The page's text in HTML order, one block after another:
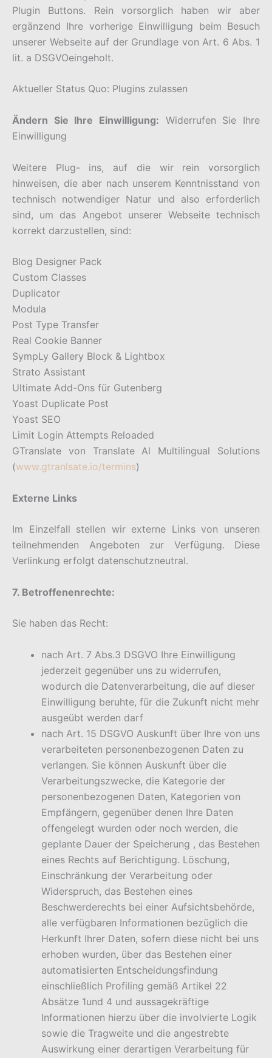
Plugin Buttons. Rein vorsorglich haben wir aber
ergänzend Ihre vorherige Einwilligung beim Besuch
unserer Webseite auf der Grundlage von Art. 6 Abs. 1
lit. a DSGVOeingeholt.
Aktueller Status Quo: Plugins zulassen
Ändern Sie Ihre Einwilligung: Widerrufen Sie Ihre
Einwilligung
Weitere Plug- ins, auf die wir rein vorsorglich
hinweisen, die aber nach unserem Kenntnisstand von
technisch notwendiger Natur und also erforderlich
sind, um das Angebot unserer Webseite technisch
korrekt darzustellen, sind:
Blog Designer Pack
Custom Classes
Duplicator
Modula
Post Type Transfer
Real Cookie Banner
SympLy Gallery Block & Lightbox
Strato Assistant
Ultimate Add-Ons für Gutenberg
Yoast Duplicate Post
Yoast SEO
Limit Login Attempts Reloaded
GTranslate von Translate Al Multilingual Solutions
(www.gtranlsate.io/termins)
Externe Links
Im Einzelfall stellen wir externe Links von unseren
teilnehmenden Angeboten zur Verfügung. Diese
Verlinkung erfolgt datenschutzneutral.
7. Betroffenenrechte:
Sie haben das Recht:
nach Art. 7 Abs.3 DSGVO Ihre Einwilligung
jederzeit gegenüber uns zu widerrufen,
wodurch die Datenverarbeitung, die auf dieser
Einwilligung beruhte, für die Zukunft nicht mehr
ausgeübt werden darf
nach Art. 15 DSGVO Auskunft über Ihre von uns
verarbeiteten personenbezogenen Daten zu
verlangen. Sie können Auskunft über die
Verarbeitungszwecke, die Kategorie der
personenbezogenen Daten, Kategorien von
Empfängern, gegenüber denen Ihre Daten
offengelegt wurden oder noch werden, die
geplante Dauer der Speicherung , das Bestehen
eines Rechts auf Berichtigung. Löschung,
Einschränkung der Verarbeitung oder
Widerspruch, das Bestehen eines
Beschwerderechts bei einer Aufsichtsbehörde,
alle verfügbaren Informationen bezüglich die
Herkunft Ihrer Daten, sofern diese nicht bei uns
erhoben wurden, über das Bestehen einer
automatisierten Entscheidungsfindung
einschließlich Profiling gemäß Artikel 22
Absätze 1und 4 und aussagekräftige
Informationen hierzu über die involvierte Logik
sowie die Tragweite und die angestrebte
Auswirkung einer derartigen Verarbeitung für